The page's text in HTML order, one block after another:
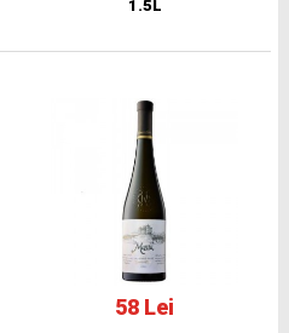
1.5L
58 Lei